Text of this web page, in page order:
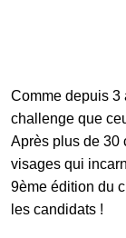
Résultats
Les
Comme depuis 3
challenge que
Après plus de 30
visages qui
9ème édition du
les candidats !